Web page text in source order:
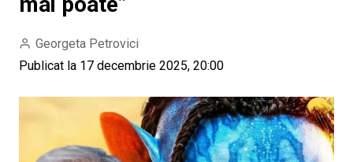
Georgeta Petrovici
Publicat la 17 decembrie 2025, 20:00